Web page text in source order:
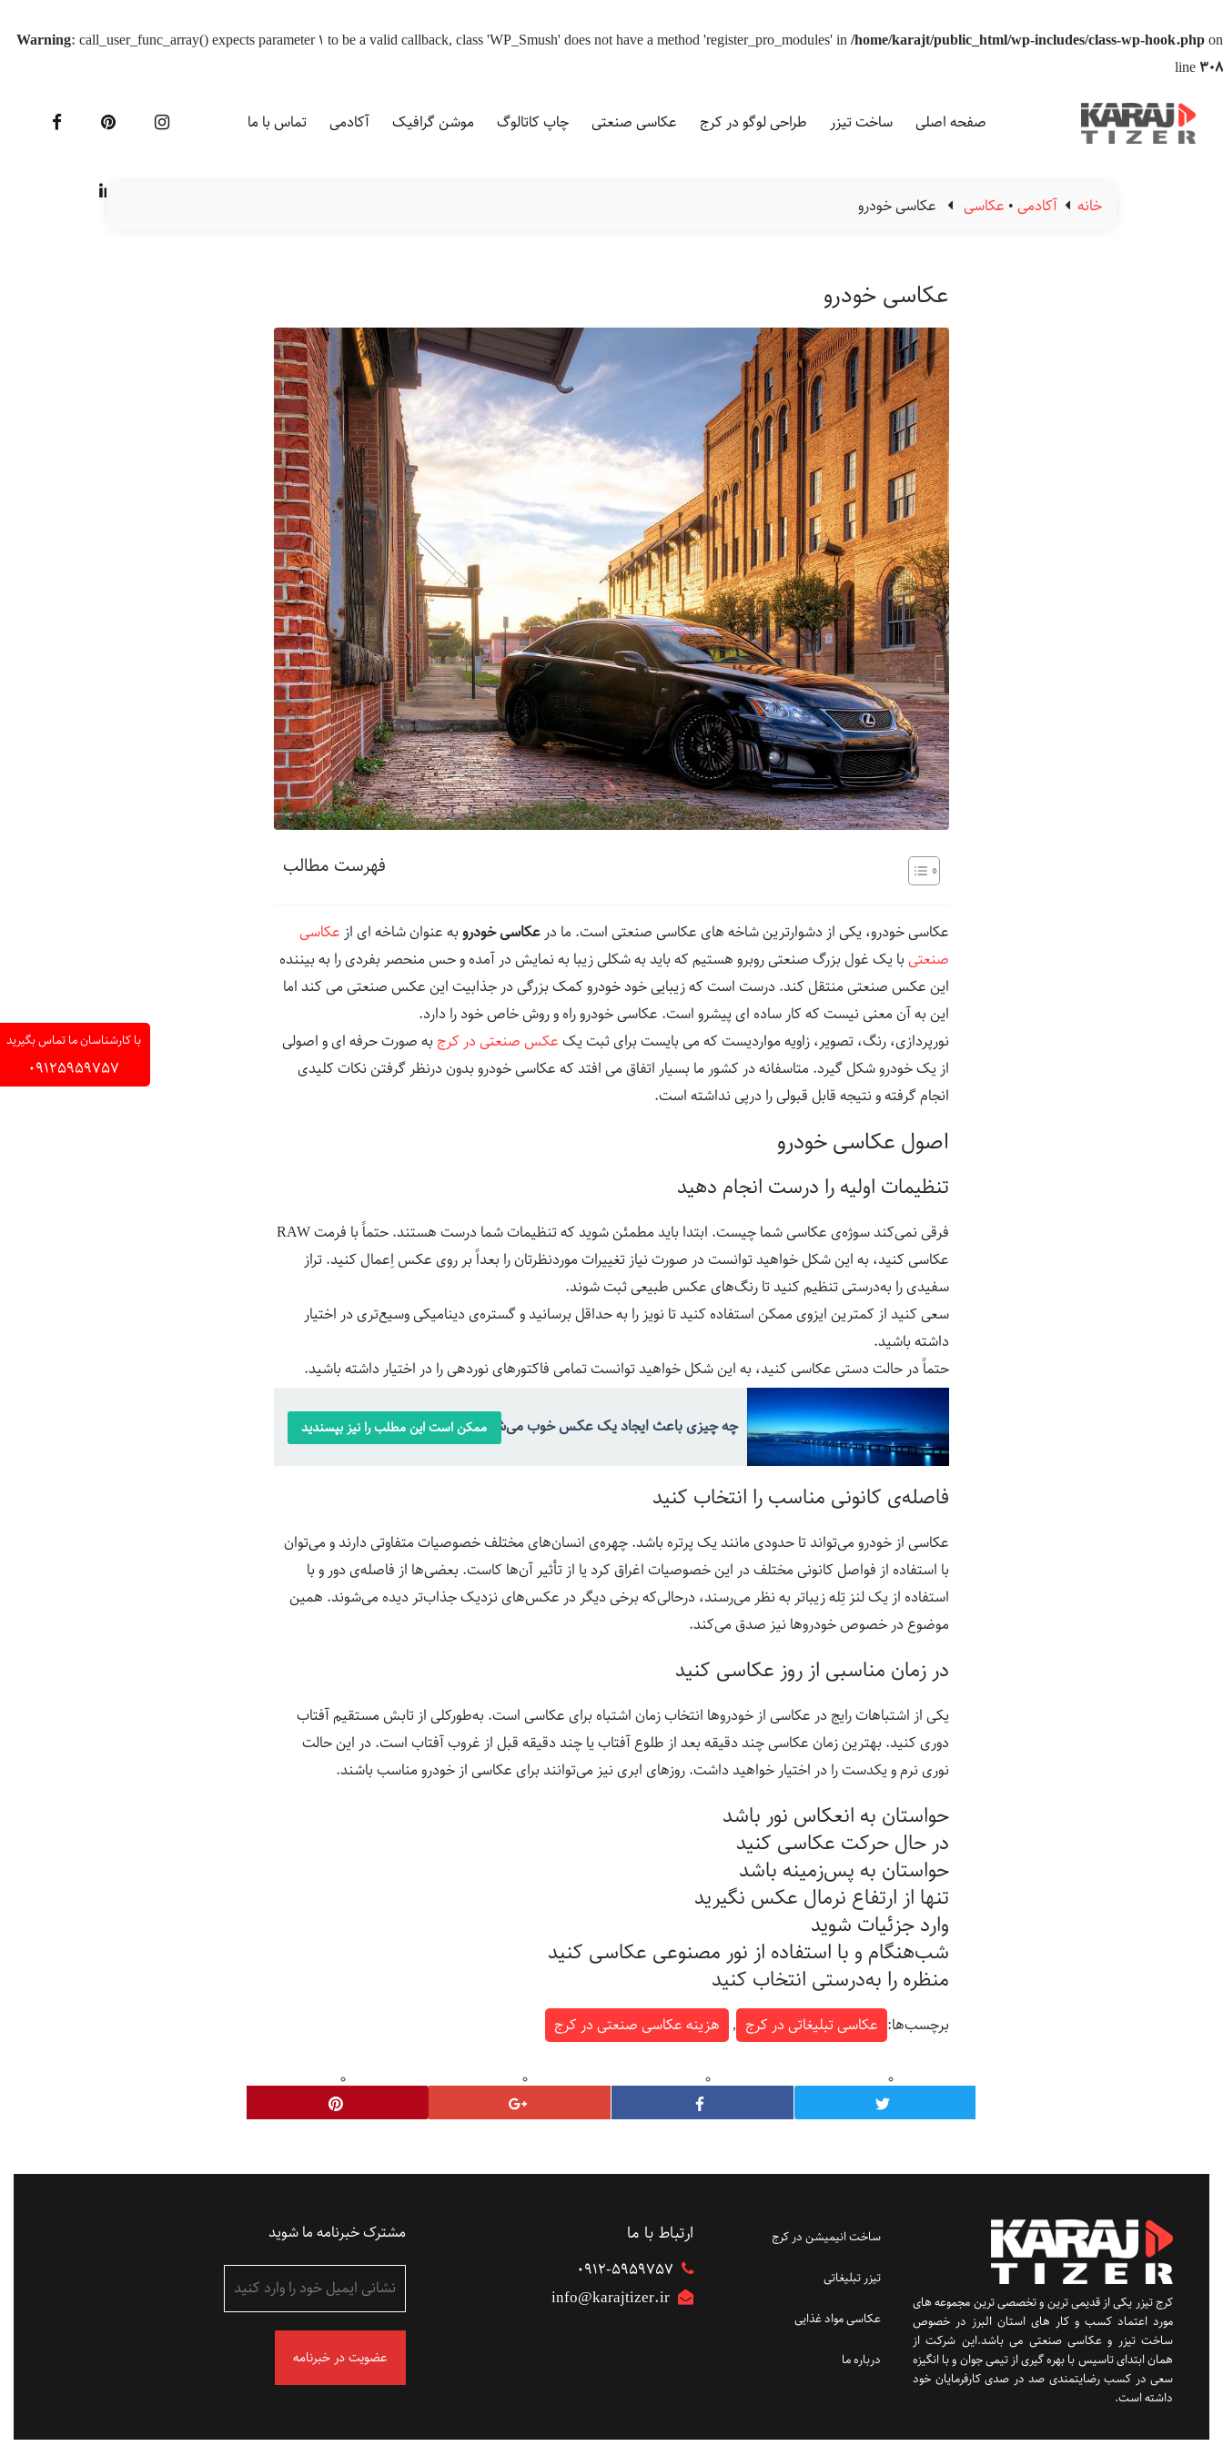
Warning: call_user_func_array() expects parameter 1 to be a valid callback, class 'WP_Smush' does not have a method 'register_pro_modules' in/home/karajt/public_html/wp-includes/class-wp-hook.phpon
line308
صفحه اصلی ساخت تیزر طراحی لوگو در کرج عکاسی صنعتی چاپ کاتالوگ موشن گرافیک آکادمی تماس با ما
خانه آکادمی• عکاسی عکاسی خودرو
عکاسی خودرو
فهرست مطالب
عکاسی خودرو، یکی از دشوارترین شاخه های عکاسی صنعتی است. ما درعکاسی خودروبه عنوان شاخه ­ای از عکاسی
صنعتیبا یک غول بزرگ صنعتی روبرو هستیم که باید به شکلی زیبا به نمایش در آمده و حس منحصر بفردی را به بیننده
این عکس صنعتی منتقل کند. درست است که زیبایی خود خودرو کمک بزرگی در جذابیت این عکس صنعتی می کند اما
این به آن معنی نیست که کار ساده ای پیش­رو است. عکاسی خودرو راه و روش خاص خود را دارد.
نورپردازی، رنگ، تصویر، زاویه مواردیست که می بایست برای ثبت یکعکس صنعتی در کرج به صورت حرفه ای و اصولی
از یک خودرو شکل گیرد. متاسفانه در کشور ما بسیار اتفاق می افتد که عکاسی خودرو بدون درنظر گرفتن نکات کلیدی
انجام گرفته و نتیجه قابل قبولی را درپی نداشته است.
اصول عکاسی خودرو
تنظیمات اولیه‌ را درست انجام دهید
فرقی نمی‌کند سوژه‌ی عکاسی شما چیست. ابتدا باید مطمئن شوید که تنظیمات شما درست هستند. حتماً با فرمت RAW
عکاسی کنید، به این شکل خواهید توانست در صورت نیاز تغییرات موردنظرتان را بعداً بر روی عکس اِعمال کنید. تراز
سفیدی را به‌درستی تنظیم کنید تا رنگ‌های عکس طبیعی ثبت شوند.
سعی کنید از کمترین ایزوی ممکن استفاده کنید تا نویز را به حداقل برسانید و گستره‌ی دینامیکی وسیع‌تری در اختیار
داشته باشید.
حتماً در حالت دستی عکاسی کنید، به این شکل خواهید توانست تمامی فاکتورهای نوردهی را در اختیار داشته باشید.
چه چیزی باعث ایجاد یک عکس خوب می‌شود؟ممکن است این مطلب را نیز بپسندید
فاصله‌ی کانونی مناسب را انتخاب کنید
عکاسی از خودرو می‌تواند تا حدودی مانند یک پرتره باشد. چهره‌ی انسان‌های مختلف خصوصیات متفاوتی دارند و می‌توان
با استفاده از فواصل کانونی مختلف در این خصوصیات اغراق کرد یا از تأثیر آن‌ها کاست. بعضی‌ها از فاصله‌ی دور و با
استفاده از یک لنز تِله زیباتر به نظر می‌رسند، درحالی‌که برخی دیگر در عکس‌های نزدیک جذاب‌تر دیده می‌شوند. همین
موضوع در خصوص خودروها نیز صدق می‌کند.
در زمان مناسبی از روز عکاسی کنید
یکی از اشتباهات رایج در عکاسی از خودروها انتخاب زمان اشتباه برای عکاسی است. به‌طورکلی از تابش مستقیم آفتاب
دوری کنید. بهترین زمان عکاسی چند دقیقه بعد از طلوع آفتاب یا چند دقیقه قبل از غروب آفتاب است. در این حالت
نوری نرم و یکدست را در اختیار خواهید داشت. روزهای ابری نیز می‌توانند برای عکاسی از خودرو مناسب باشند.
حواستان به انعکاس نور باشد
در حال حرکت عکاسی کنید
حواستان به پس‌زمینه باشد
تنها از ارتفاع نرمال عکس نگیرید
وارد جزئیات شوید
شب‌هنگام و با استفاده از نور مصنوعی عکاسی کنید
منظره را به‌درستی انتخاب کنید
برچسب‌ها: عکاسی تبلیغاتی در کرج , هزینه عکاسی صنعتی در کرج
کرج تیزر یکی از قدیمی ترین و تخصصی ترین مجموعه های
مورد اعتماد کسب و کار های استان البرز در خصوص
ساخت تیزر و عکاسی صنعتی می باشد.این شرکت از
همان ابتدای تاسیس با بهره گیری از تیمی جوان و با انگیزه
سعی در کسب رضایتمندی صد در صدی کارفرمایان خود
داشته است.
ساخت انیمیشن در کرج
تیزر تبلیغاتی
عکاسی مواد غذایی
درباره ما
ارتباط با ما
۰۹۱۲-5959757
info@karajtizer.ir
مشترک خبرنامه ما شوید
با کارشناسان ما تماس بگیرید
09125959757